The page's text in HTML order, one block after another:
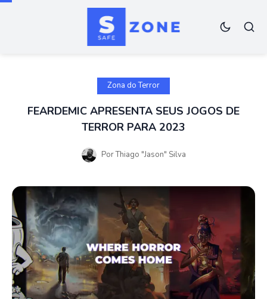
Zona do Terror
FEARDEMIC APRESENTA SEUS JOGOS DE
TERROR PARA 2023
PorThiago "Jason" Silva